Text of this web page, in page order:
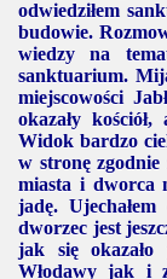
odwiedziłem
budowie.
wiedzy na
sanktuarium.
miejscowości
okazały
Widok bardzo
w stronę
miasta i dworca
jadę. Ujechałem
dworzec jest
jak się
Włodawy jak i